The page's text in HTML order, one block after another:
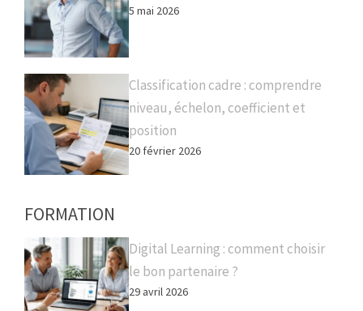
5 mai 2026
Classification cadre : comprendre
niveau, échelon, coefficient et
position
20 février 2026
FORMATION
Digital Learning : comment choisir
le bon partenaire ?
29 avril 2026